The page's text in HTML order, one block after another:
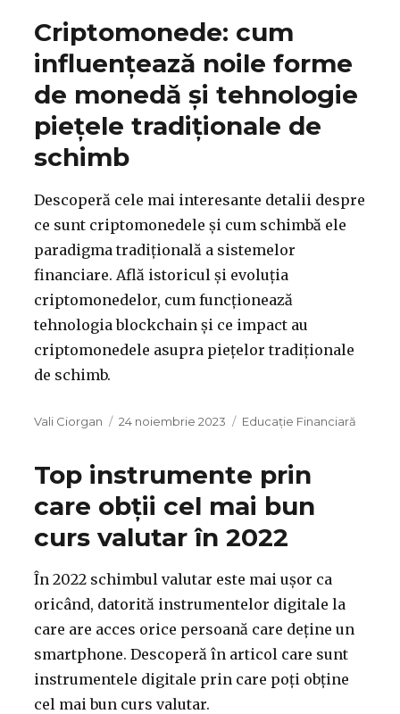
Criptomonede: cum
influențează noile forme
de monedă și tehnologie
piețele tradiționale de
schimb
Descoperă cele mai interesante detalii despre
ce sunt criptomonedele și cum schimbă ele
paradigma tradițională a sistemelor
financiare. Află istoricul și evoluția
criptomonedelor, cum funcționează
tehnologia blockchain și ce impact au
criptomonedele asupra piețelor tradiționale
de schimb.
Autor
Vali Ciorgan
Publicat
24 noiembrie 2023 Categorii
Educație Financiară
Top instrumente prin
care obții cel mai bun
curs valutar în 2022
În 2022 schimbul valutar este mai ușor ca
oricând, datorită instrumentelor digitale la
care are acces orice persoană care deține un
smartphone. Descoperă în articol care sunt
instrumentele digitale prin care poți obține
cel mai bun curs valutar.